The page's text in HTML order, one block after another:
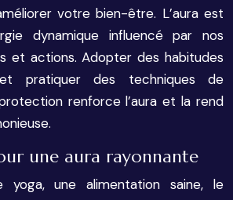
votre bien-être. L’aura est
dynamique influencé par nos
et actions. Adopter des habitudes
pratiquer des techniques de
renforce l’aura et la rend
une aura rayonnante
yoga, une alimentation saine, le